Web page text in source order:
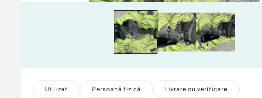
Utilizat Persoană fizică Livrare cu verificare